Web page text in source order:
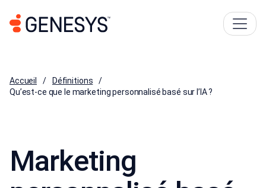
Accueil
Définitions
Qu’est-ce que le marketing personnalisé basé sur l’IA ?
Marketing